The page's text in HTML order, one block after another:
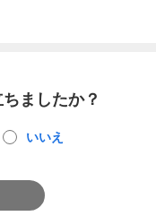
ましたか？
いいえ